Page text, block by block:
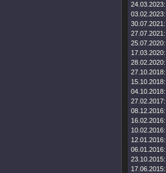
24.03.2023:
03.02.2023:
30.07.2021:
27.07.2021:
25.07.2020:
17.03.2020:
28.02.2020:
27.10.2018:
15.10.2018:
04.10.2018:
27.02.2017:
08.12.2016:
16.02.2016:
10.02.2016:
12.01.2016:
06.01.2016:
23.10.2015:
17.06.2015: